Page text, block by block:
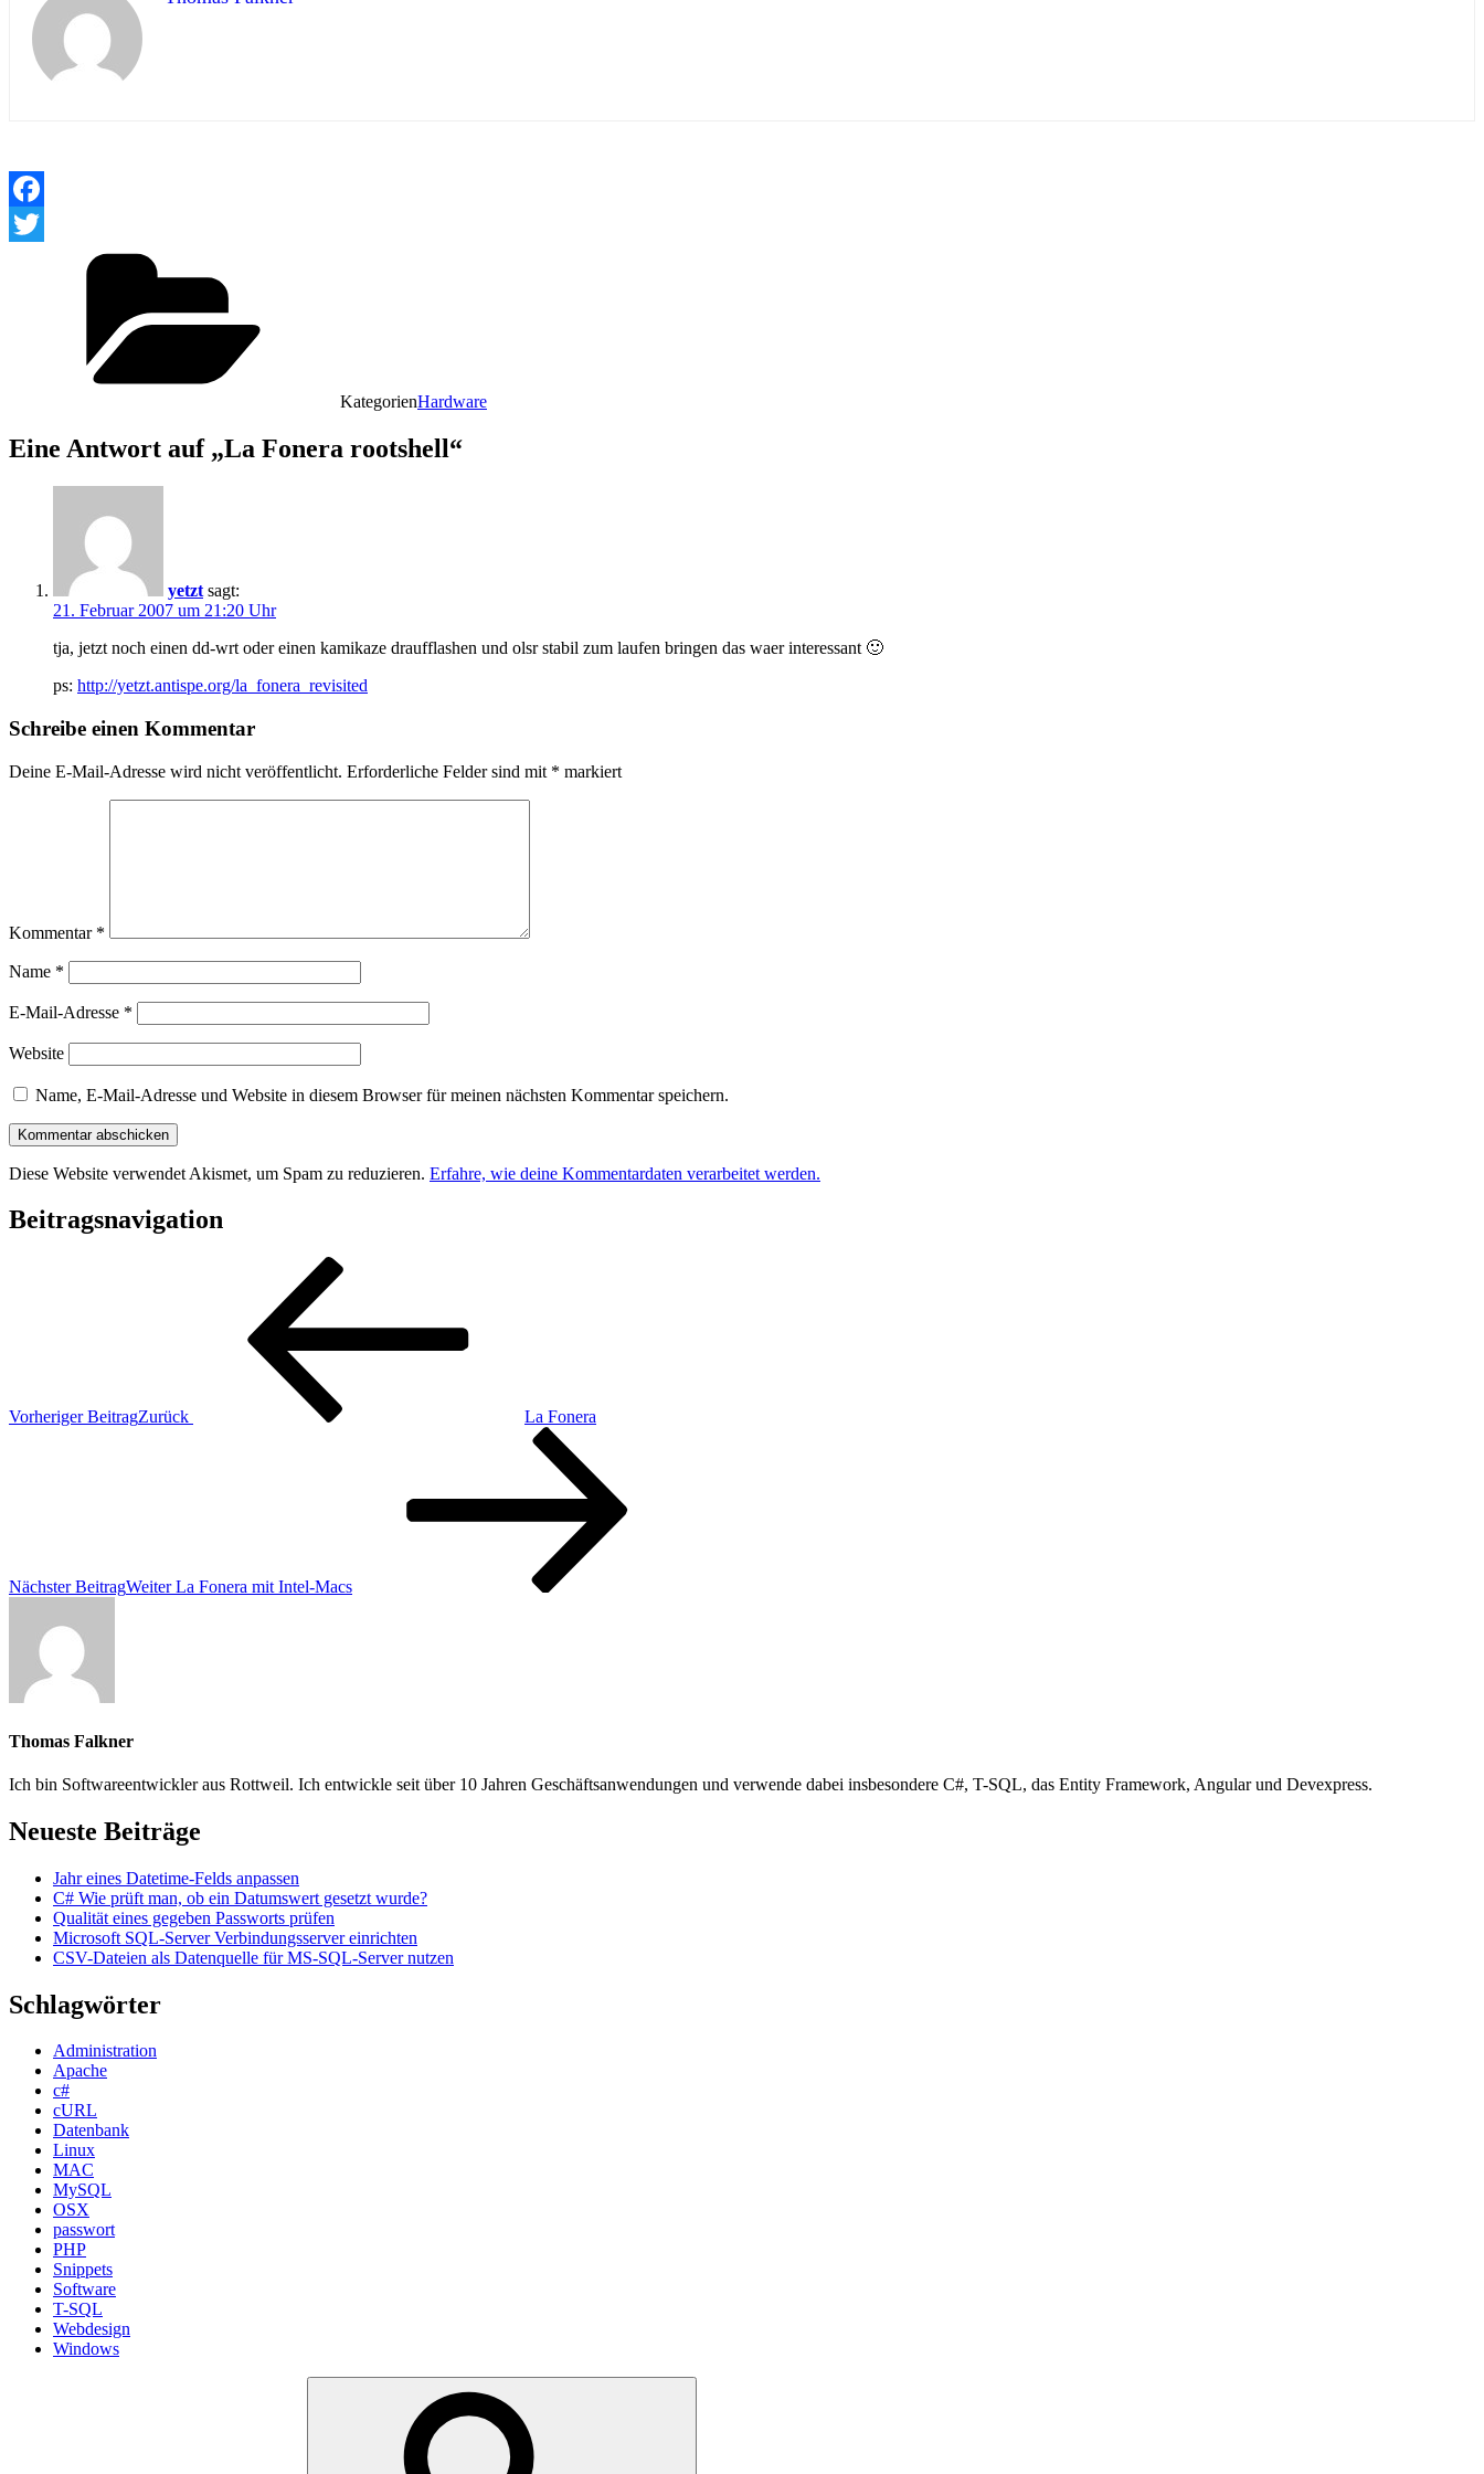
Facebook
KategorienHardware
Eine Antwort auf „La Fonera rootshell“
yetzt sagt:
21. Februar 2007 um 21:20 Uhr
tja, jetzt noch einen dd-wrt oder einen kamikaze draufflashen und olsr stabil zum laufen bringen das waer interessant 🙂
ps: http://yetzt.antispe.org/la_fonera_revisited
Schreibe einen Kommentar
Deine E-Mail-Adresse wird nicht veröffentlicht. Erforderliche Felder sind mit * markiert
Kommentar *
Name *
E-Mail-Adresse *
Website
Name, E-Mail-Adresse und Website in diesem Browser für meinen nächsten Kommentar speichern.
Diese Website verwendet Akismet, um Spam zu reduzieren. Erfahre, wie deine Kommentardaten verarbeitet werden.
Beitragsnavigation
Vorheriger BeitragZurück La Fonera
Nächster BeitragWeiter La Fonera mit Intel-Macs
Thomas Falkner
Ich bin Softwareentwickler aus Rottweil. Ich entwickle seit über 10 Jahren Geschäftsanwendungen und verwende dabei insbesondere C#, T-SQL, das Entity Framework, Angular und Devexpress.
Neueste Beiträge
Jahr eines Datetime-Felds anpassen
C# Wie prüft man, ob ein Datumswert gesetzt wurde?
Qualität eines gegeben Passworts prüfen
Microsoft SQL-Server Verbindungsserver einrichten
CSV-Dateien als Datenquelle für MS-SQL-Server nutzen
Schlagwörter
Administration
Apache
c#
cURL
Datenbank
Linux
MAC
MySQL
OSX
passwort
PHP
Snippets
Software
T-SQL
Webdesign
Windows